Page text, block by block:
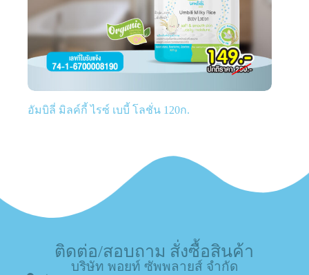
อัมบิลี่ มิลค์กี้ ไรซ์ เบบี้ โลชั่น 120ก.
ติดต่อ/สอบถาม สั่งซื้อสินค้า
บริษัท พอยท์ ซัพพลายส์ จำกัด